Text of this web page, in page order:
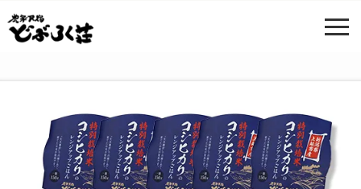
ホーム>商品一覧
> 特別栽培米コシヒカリのレンジアップごはん（20個
セット）